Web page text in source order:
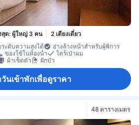
สุด: ผู้ใหญ่ 3 คน
2 เตียงเดี่ยว
ะดับความสูงได้
อ่างล้างหน้าสำหรับผู้พิการ
ของใช้ในห้องน้ำ
ไดร์เป่าผม
ผ้าเช็ดตัว ฝักบัว
วันเข้าพักเพื่อดูราคา
48 ตารางเมตร